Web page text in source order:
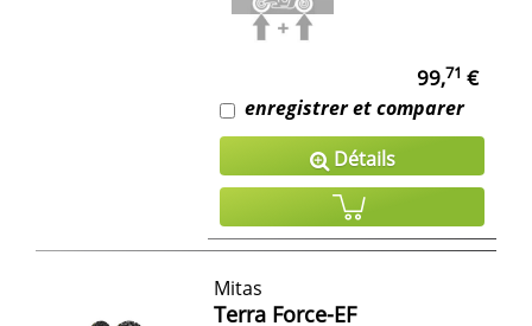
99,71 €
enregistrer et comparer
Détails
Mitas
Terra Force-EF